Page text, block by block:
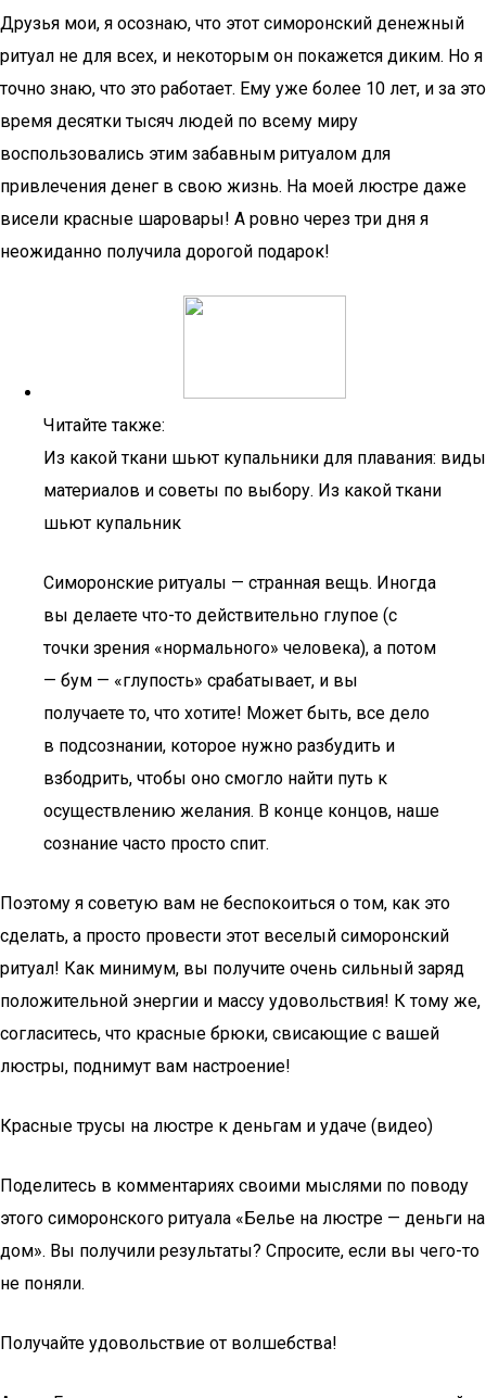
Друзья мои, я осознаю, что этот симоронский денежный
ритуал не для всех, и некоторым он покажется диким. Но я
точно знаю, что это работает. Ему уже более 10 лет, и за это
время десятки тысяч людей по всему миру
воспользовались этим забавным ритуалом для
привлечения денег в свою жизнь. На моей люстре даже
висели красные шаровары! А ровно через три дня я
неожиданно получила дорогой подарок!
Читайте также:
Из какой ткани шьют купальники для плавания: виды
материалов и советы по выбору. Из какой ткани
шьют купальник
Симоронские ритуалы — странная вещь. Иногда
вы делаете что-то действительно глупое (с
точки зрения «нормального» человека), а потом
— бум — «глупость» срабатывает, и вы
получаете то, что хотите! Может быть, все дело
в подсознании, которое нужно разбудить и
взбодрить, чтобы оно смогло найти путь к
осуществлению желания. В конце концов, наше
сознание часто просто спит.
Поэтому я советую вам не беспокоиться о том, как это
сделать, а просто провести этот веселый симоронский
ритуал! Как минимум, вы получите очень сильный заряд
положительной энергии и массу удовольствия! К тому же,
согласитесь, что красные брюки, свисающие с вашей
люстры, поднимут вам настроение!
Красные трусы на люстре к деньгам и удаче (видео)
Поделитесь в комментариях своими мыслями по поводу
этого симоронского ритуала «Белье на люстре — деньги на
дом». Вы получили результаты? Спросите, если вы чего-то
не поняли.
Получайте удовольствие от волшебства!